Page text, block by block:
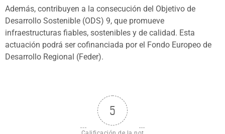
Además, contribuyen a la consecución del Objetivo de
Desarrollo Sostenible (ODS) 9, que promueve
infraestructuras fiables, sostenibles y de calidad. Esta
actuación podrá ser cofinanciada por el Fondo Europeo de
Desarrollo Regional (Feder).
5